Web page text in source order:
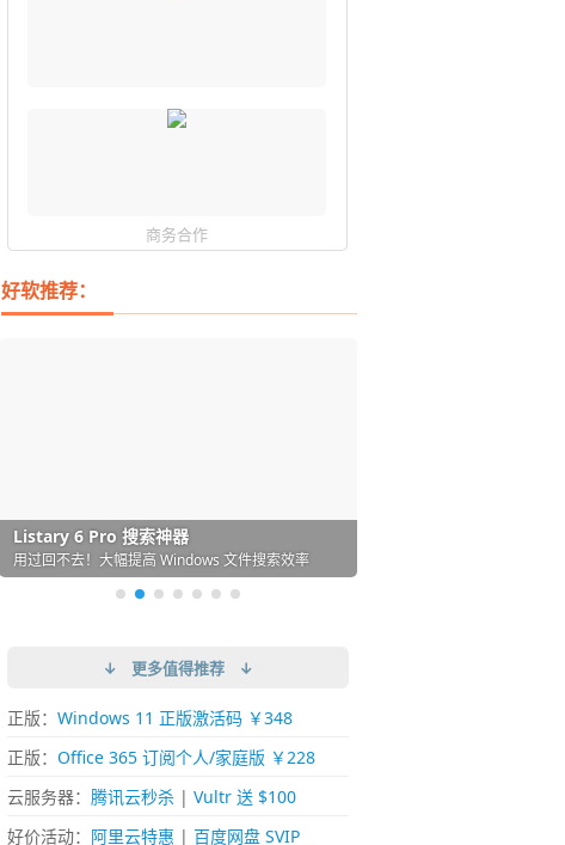
商务合作
好软推荐：
IDM 必备的下载神器
超强的 Windows 平台下载工具
Listary 6 Pro 搜索神器
用过回不去！大幅提高 Windows 文件搜索效率
Fences 桌面图标自动整理/美化神器
懒人必备！图标再多桌面也不再凌乱！
Parallels Desktop 虚拟机
在 Mac 上流畅运行 Windows (支持 M 芯片)
Downie 下载网络视频的神器 (Mac)
一键下视频，超简单好用！谁用谁知道
Typora - 极简好用的 Markdown 编辑器
颠覆写作体验！跨平台支持 Win / Mac
↓ 更多值得推荐 ↓
正版： Windows 11 正版激活码 ￥348
正版： Office 365 订阅个人/家庭版 ￥228
云服务器： 腾讯云秒杀| Vultr 送 $100
好价活动： 阿里云特惠 | 百度网盘 SVIP